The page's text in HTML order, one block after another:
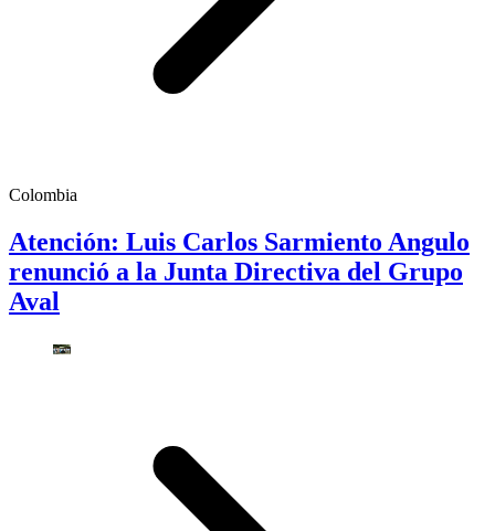
Colombia
Atención: Luis Carlos Sarmiento Angulo
renunció a la Junta Directiva del Grupo
Aval